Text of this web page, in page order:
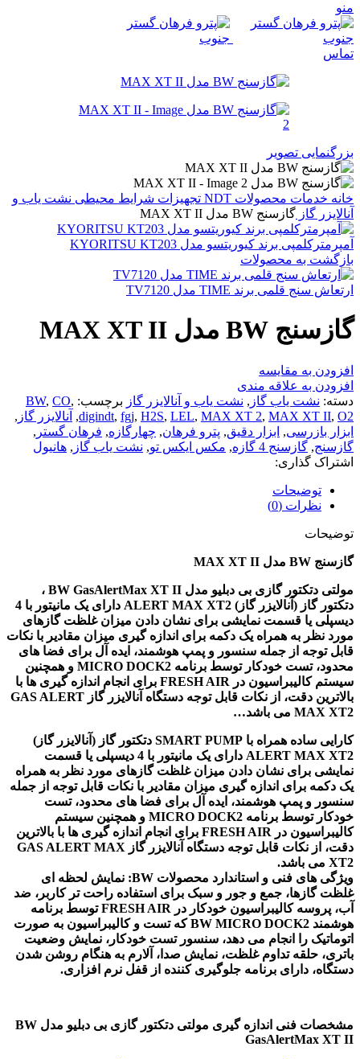
منو
تماس
بزرگنمایی تصویر
خانه خدمات محصولات NDT تجهیزات شرایط محیطی نشت یاب و
آنالایزر گاز گازسنج BW مدل MAX XT II
آمپرمترکلمپی برند کیوریتسو مدل KYORITSU KT203
بازگشت به محصولات
ارتعاش سنج قلمی برند TIME مدل TV7120
گازسنج BW مدل MAX XT II
افزودن به مقایسه
افزودن به علاقه مندی
دسته: نشت یاب گاز , نشت یاب و آنالایزر گاز برچسب: BW, CO,
digindt, fgj, H2S, LEL, MAX XT 2, MAX XT II, O2
, آنالایزر گاز ,
ابزار بازرسی, ابزار دقیق, پترو فرهان, چهارگازه, فرهان گستر ,
گازسنج, گازسنج 4 گازه , مکس ایکس تو, نشت یاب گاز , هانیول
اشتراک گذاری:
توضیحات
نظرات (0)
توضیحات
گازسنج BW مدل MAX XT II
مولتی دتکتور گازی بی دبلیو مدل BW GasAlertMax XT II ،
دتکتور گاز (آنالایزر گاز) ALERT MAX XT2 دارای یک مانیتور با 4
دیسپلی یا قسمت نمایشی برای نشان دادن میزان غلظت گازهای
مورد نظر به همراه یک دکمه برای اندازه گیری میزان مقادیر با نکات
قابل توجه از جمله سنسور و پمپ هوشمند، ایده آل برای فضا های
محدود، تست خودکار توسط برنامه MICRO DOCK2 و همچنین
سیستم کالیبراسیون در FRESH AIR برای انجام اندازه گیری ها با
بالاترین دقت، از نکات قابل توجه دستگاه آنالایزر گاز GAS ALERT
MAX XT2 می باشد…
کارایی ساده همراه با SMART PUMP دتکتور گاز (آنالایزر گاز)
ALERT MAX XT2 دارای یک مانیتور با 4 دیسپلی یا قسمت
نمایشی برای نشان دادن میزان غلظت گازهای مورد نظر به همراه
یک دکمه برای اندازه گیری میزان مقادیر با نکات قابل توجه از جمله
سنسور و پمپ هوشمند، ایده آل برای فضا های محدود، تست
خودکار توسط برنامه MICRO DOCK2 و همچنین سیستم
کالیبراسیون در FRESH AIR برای انجام اندازه گیری ها با بالاترین
دقت، از نکات قابل توجه دستگاه آنالایزر گاز GAS ALERT MAX
XT2 می باشد.
ویژگی های فنی و استاندارد محصولات BW: نمایش لحظه ای
غلظت گازها، جمع و جور و سبک برای استفاده راحت تر کاربر، ضد
آب، پروسه کالیبراسیون خودکار در FRESH AIR توسط برنامه
هوشمند BW MICRO DOCK2 که تست و کالیبراسیون به صورت
اتوماتیک را انجام می دهد، سنسور تست خودکار، نمایش وضعیت
باتری، حلقه تداوم غلظت، نمایش صدا، آلارم به هنگام روشن شدن
دستگاه، دارای برنامه جلوگیری کننده از قفل نرم افزاری.
مشخصات فنی اندازه گیری مولتی دتکتور گازی بی دبلیو مدل BW
GasAlertMax XT II